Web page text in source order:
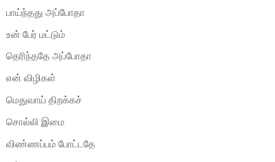
பாய்ந்தது அப்போதா
உன் பேர் மட்டும்
தெரிந்ததே அப்போதா
என் விழிகள்
மெதுவாய் திறக்கச்
சொல்லி இமை
விண்ணப்பம் போட்டதே